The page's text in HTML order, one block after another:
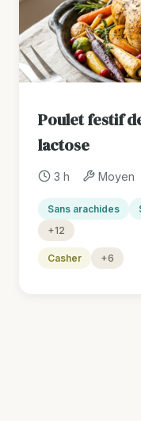
Poulet festif
lactose
3 h Moyen
Sans arachides
+12
Casher +6